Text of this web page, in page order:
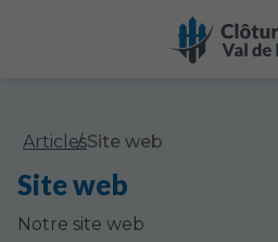
ArticlesSite web
Site web
Notre site web